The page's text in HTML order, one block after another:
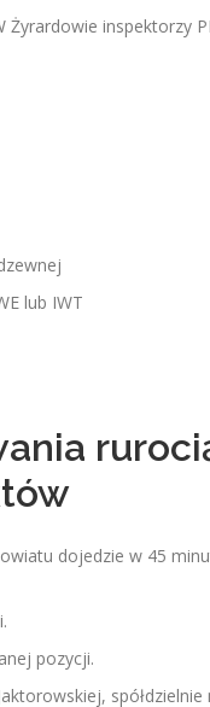
inspektorzy
lub IWT
dojedzie w 45
pozycji.